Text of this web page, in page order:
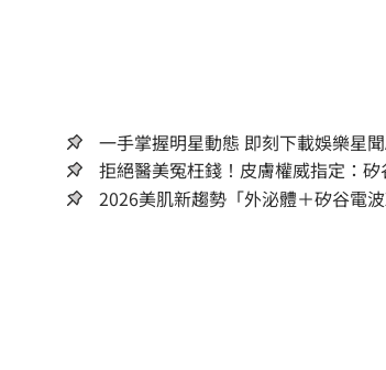
一手掌握明星動態 即刻下載娛樂
拒絕醫美冤枉錢！皮膚權威指定：矽
2026美肌新趨勢「外泌體＋矽谷電